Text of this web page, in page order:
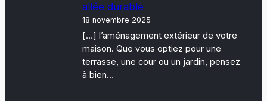
allée durable
18 novembre 2025
[…] l’aménagement extérieur de votre
maison. Que vous optiez pour une
terrasse, une cour ou un jardin, pensez
à bien…